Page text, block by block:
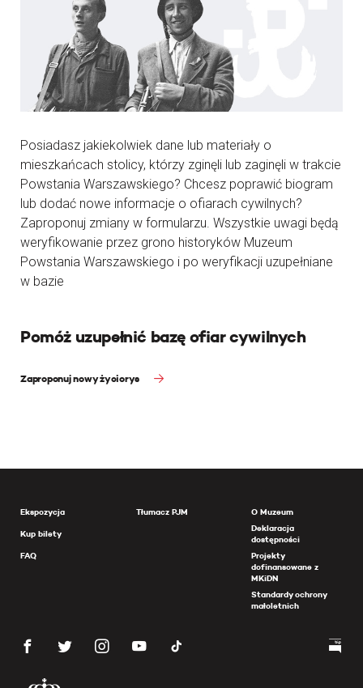
Posiadasz jakiekolwiek dane lub materiały o
mieszkańcach stolicy, którzy zginęli lub zaginęli w trakcie
Powstania Warszawskiego? Chcesz poprawić biogram
lub dodać nowe informacje o ofiarach cywilnych?
Zaproponuj zmiany w formularzu. Wszystkie uwagi będą
weryfikowanie przez grono historyków Muzeum
Powstania Warszawskiego i po weryfikacji uzupełniane
w bazie
Pomóż uzupełnić bazę ofiar cywilnych
Zaproponuj nowy życiorys
Ekspozycja
Kup bilety
FAQ
Tłumacz PJM
O Muzeum
Deklaracja
dostępności
Projekty
dofinansowane z
MKiDN
Standardy ochrony
małoletnich